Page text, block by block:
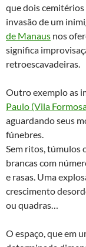
que dois
invasão de um
de Manaus nos
significa
retroescavadeiras.
Outro exemplo as
Paulo (Vila
aguardando seus
fúnebres.
Sem ritos, túmulos
brancas com
e rasas. Uma
crescimento
ou quadras…
O espaço, que em